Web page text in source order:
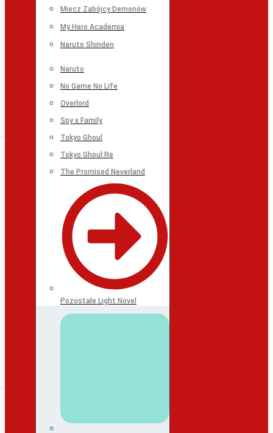
Miecz Zabójcy Demonów
My Hero Academia
Naruto Shinden
Naruto
No Game No Life
Overlord
Spy x Family
Tokyo Ghoul
Tokyo Ghoul:Re
The Promised Neverland
Pozostałe Light Novel